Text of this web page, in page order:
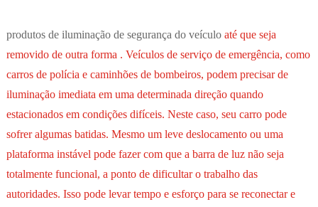
produtos de iluminação de segurança do veículo até que seja
removido de outra forma . Veículos de serviço de emergência, como
carros de polícia e caminhões de bombeiros, podem precisar de
iluminação imediata em uma determinada direção quando
estacionados em condições difíceis. Neste caso, seu carro pode
sofrer algumas batidas. Mesmo um leve deslocamento ou uma
plataforma instável pode fazer com que a barra de luz não seja
totalmente funcional, a ponto de dificultar o trabalho das
autoridades. Isso pode levar tempo e esforço para se reconectar e